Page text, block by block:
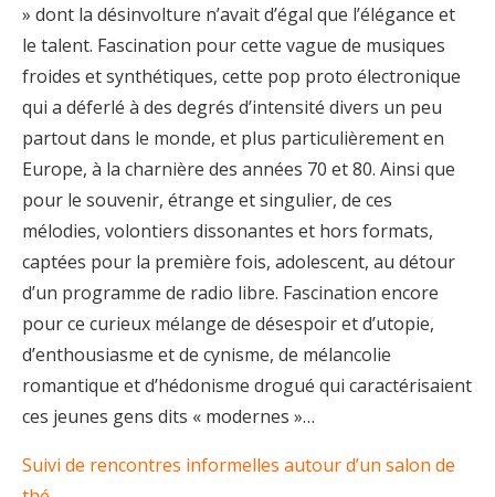
» dont la désinvolture n’avait d’égal que l’élégance et
le talent. Fascination pour cette vague de musiques
froides et synthétiques, cette pop proto électronique
qui a déferlé à des degrés d’intensité divers un peu
partout dans le monde, et plus particulièrement en
Europe, à la charnière des années 70 et 80. Ainsi que
pour le souvenir, étrange et singulier, de ces
mélodies, volontiers dissonantes et hors formats,
captées pour la première fois, adolescent, au détour
d’un programme de radio libre. Fascination encore
pour ce curieux mélange de désespoir et d’utopie,
d’enthousiasme et de cynisme, de mélancolie
romantique et d’hédonisme drogué qui caractérisaient
ces jeunes gens dits « modernes »…
Suivi de rencontres informelles autour d’un salon de